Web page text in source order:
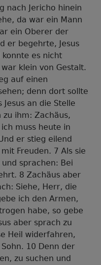
nach Jericho hinein
da war ein Mann
ein Oberer der
er begehrte, Jesus
es nicht
klein von Gestalt.
auf einen
denn dort sollte
an die Stelle
ihm: Zachäus,
muss heute in
er stieg eilend
Freuden. 7 Als sie
sprachen: Bei
8 Zachäus aber
Siehe, Herr, die
ich den Armen,
habe, so gebe
aber sprach zu
Heil widerfahren,
10 Denn der
zu suchen und